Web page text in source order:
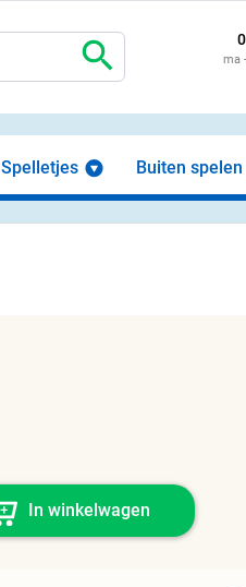
search
ma
Spelletjes Buiten spelen
In winkelwagen